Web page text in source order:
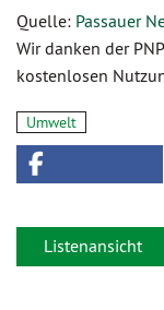
Quelle: Passauer
Wir danken der
kostenlosen
Umwelt
Listenansicht